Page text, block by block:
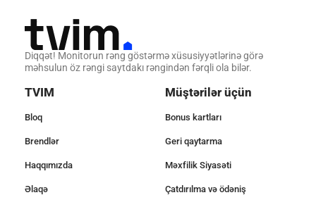
Diqqət! Monitorun rəng göstərmə xüsusiyyətlərinə görə
məhsulun öz rəngi saytdakı rəngindən fərqli ola bilər.
TVIM
Bloq
Brendlər
Haqqımızda
Əlaqə
Müştərilər üçün
Bonus kartları
Geri qaytarma
Məxfilik Siyasəti
Çatdırılma və ödəniş